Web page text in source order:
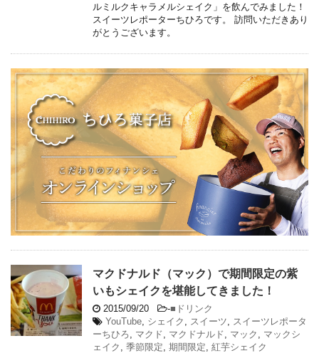
ルミルクキャラメルシェイク」を飲んでみました！
スイーツレポーターちひろです。 訪問いただきあり
がとうございます。
マクドナルド（マック）で期間限定の紫
いもシェイクを堪能してきました！
2015/09/20 -■ドリンク
YouTube, シェイク , スイーツ, スイーツレポータ
ーちひろ , マクド, マクドナルド, マック , マックシ
ェイク , 季節限定, 期間限定, 紅芋シェイク